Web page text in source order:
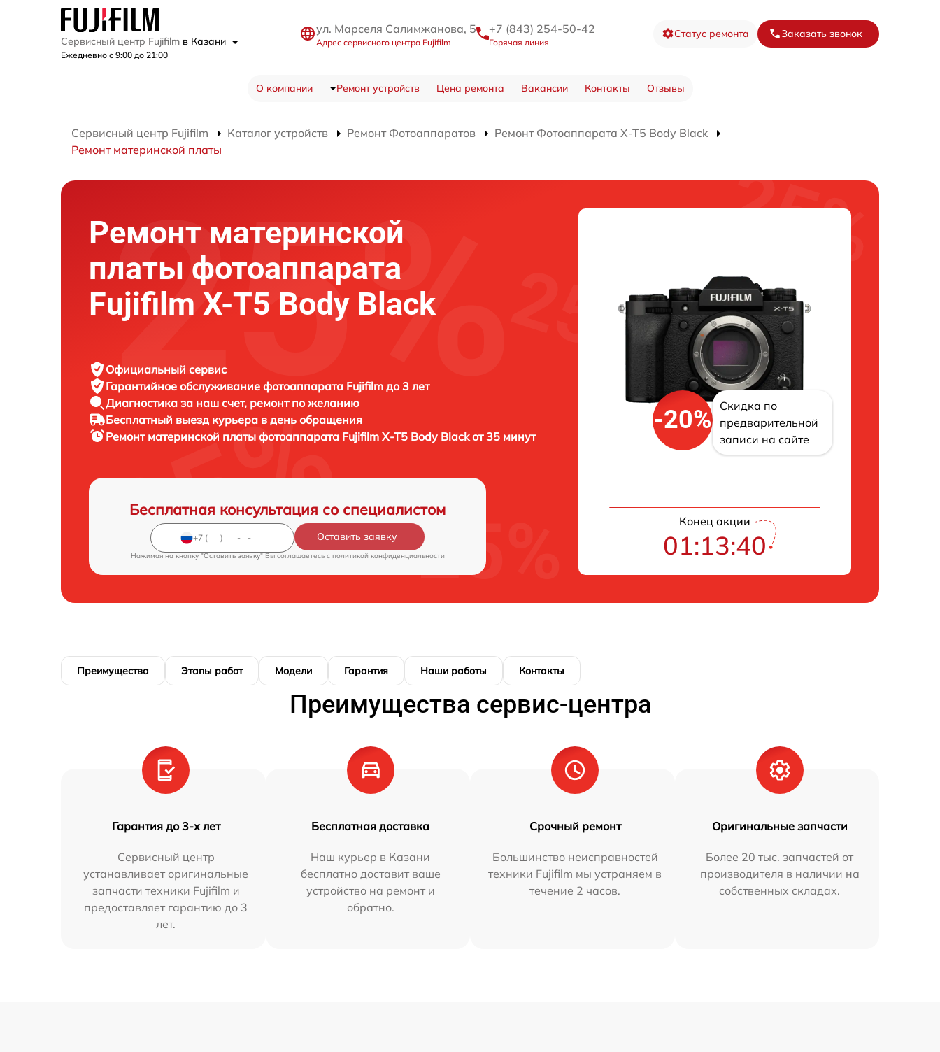
Сервисный центр Fujifilm в Казани
Ежедневно с 9:00 до 21:00
ул. Марселя Салимжанова, 5
Адрес сервисного центра Fujifilm
+7 (843) 254-50-42
Горячая линия
Статус ремонта Заказать звонок
О компании Ремонт устройств Цена ремонта Вакансии Контакты Отзывы
Сервисный центр Fujifilm Каталог устройств Ремонт Фотоаппаратов
Ремонт Фотоаппарата X-T5 Body Black
Ремонт материнской платы
Ремонт материнской
платы фотоаппарата
Fujifilm X-T5 Body Black
Официальный сервис
Гарантийное обслуживание фотоаппарата Fujifilm до 3 лет
Диагностика за наш счет, ремонт по желанию
Бесплатный выезд курьера в день обращения
Ремонт материнской платы фотоаппарата Fujifilm X-T5 Body Black от 35 минут
Бесплатная консультация со специалистом
Оставить заявку
Нажимая на кнопку "Оставить заявку" Вы соглашаетесь c политикой конфиденциальности
-20%
Скидка по
предварительной
записи на сайте
Конец акции
01:13:39
Преимущества Этапы работ Модели Гарантия Наши работы Контакты
Преимущества сервис-центра
Гарантия до 3-х лет
Сервисный центр
устанавливает оригинальные
запчасти техники Fujifilm и
предоставляет гарантию до 3
лет.
Бесплатная доставка
Наш курьер в Казани
бесплатно доставит ваше
устройство на ремонт и
обратно.
Срочный ремонт
Большинство неисправностей
техники Fujifilm мы устраняем в
течение 2 часов.
Оригинальные запчасти
Более 20 тыс. запчастей от
производителя в наличии на
собственных складах.